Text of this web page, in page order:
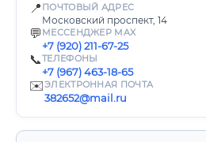
📍 ПОЧТОВЫЙ АДРЕС
Московский проспект, 14
💬 МЕССЕНДЖЕР MAX
+7 (920) 211-67-25
📞ТЕЛЕФОНЫ
+7 (967) 463-18-65
✉️ЭЛЕКТРОННАЯ ПОЧТА
382652@mail.ru